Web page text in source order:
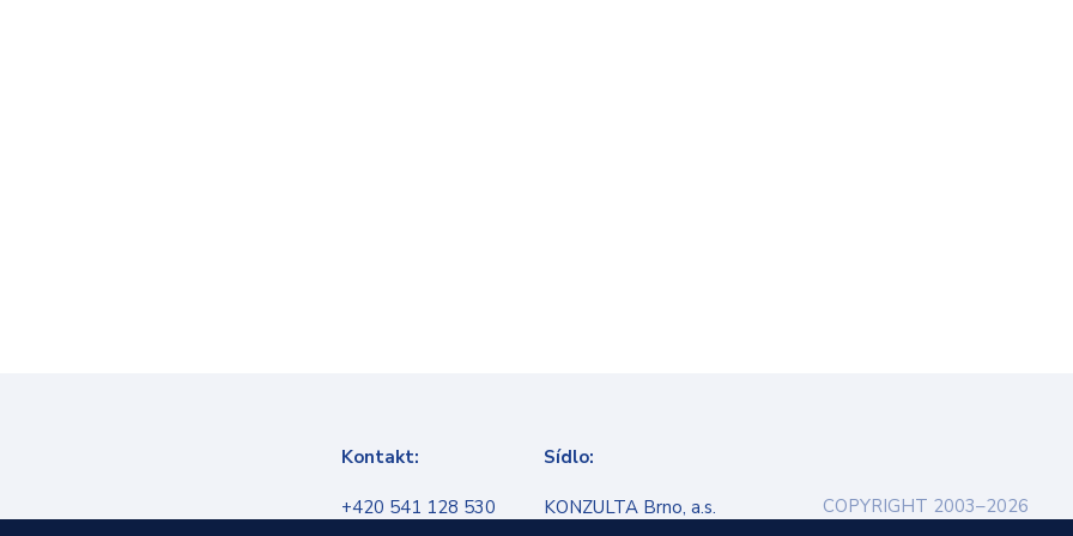
COPYRIGHT 2003–2026
Sídlo:
KONZULTA Brno, a.s.
Kontakt:
+420 541 128 530